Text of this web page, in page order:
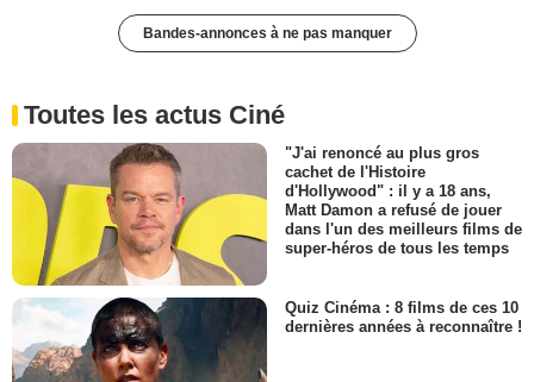
Bandes-annonces à ne pas manquer
Toutes les actus Ciné
"J'ai renoncé au plus gros
cachet de l'Histoire
d'Hollywood" : il y a 18 ans,
Matt Damon a refusé de jouer
dans l'un des meilleurs films de
super-héros de tous les temps
Quiz Cinéma : 8 films de ces 10
dernières années à reconnaître !